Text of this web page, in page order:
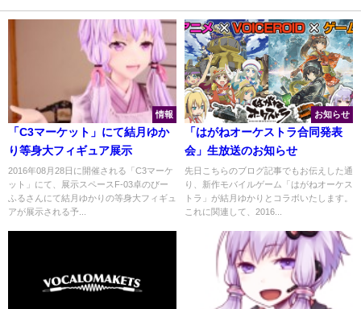
情報
「C3マーケット」にて結月ゆか
り等身大フィギュア展示
2016年08月28日に開催される「C3マーケ
ット」にて、展示スペースF-03卓のびー
ふるさんにて結月ゆかりの等身大フィギュ
アが展示される予...
お知らせ
「はがねオーケストラ合同発表
会」生放送のお知らせ
先日こちらのブログ記事でもお伝えした通
り、新作モバイルゲーム「はがねオーケス
トラ」が結月ゆかりとコラボいたします。
これに関連して、2016...